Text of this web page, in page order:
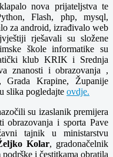
nova prijateljstva te
Flash, php, mysql,
za android, izrađivalo web
rješavali su složene
škole informatike su
klub KRIK i Srednja
znanosti i obrazovanja ,
Grada Krapine, Županije
slika pogledajte ovdje.
su izaslanik premijera
obrazovanja i sporta Pave
tajnik u ministarstvu
Kolar, gradonačelnik
podrške i čestitkama obratila